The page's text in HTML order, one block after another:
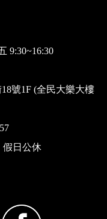
9:30~16:30
號1F (全民大樂大樓
假日公休